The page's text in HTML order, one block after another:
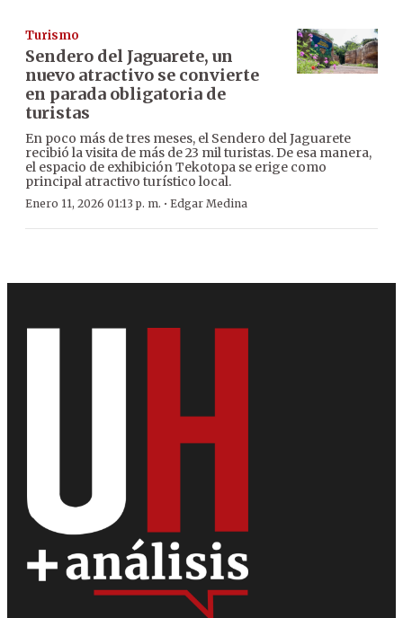
Turismo
Sendero del Jaguarete, un
nuevo atractivo se convierte
en parada obligatoria de
turistas
En poco más de tres meses, el Sendero del Jaguarete
recibió la visita de más de 23 mil turistas. De esa manera,
el espacio de exhibición Tekotopa se erige como
principal atractivo turístico local.
Enero 11, 2026 01:13 p. m. · Edgar Medina